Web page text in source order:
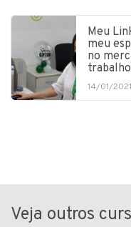
Meu
meu
no
trabalho
14/01/
Veja outros